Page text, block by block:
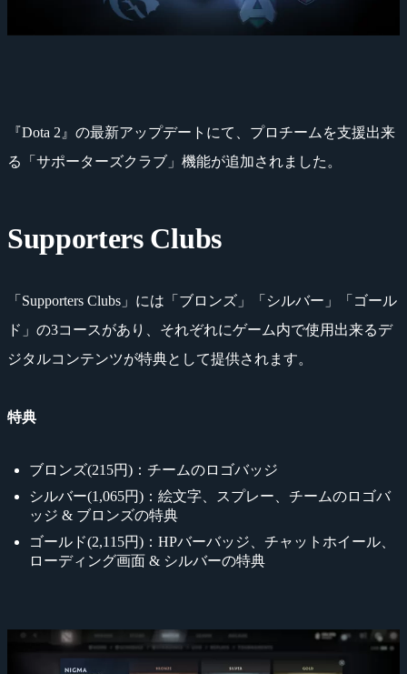
『Dota 2』の最新アップデートにて、プロチームを支援出来
る「サポーターズクラブ」機能が追加されました。
Supporters Clubs
「Supporters Clubs」には「ブロンズ」「シルバー」「ゴール
ド」の3コースがあり、それぞれにゲーム内で使用出来るデ
ジタルコンテンツが特典として提供されます。
特典
ブロンズ(215円)：チームのロゴバッジ
シルバー(1,065円)：絵文字、スプレー、チームのロゴバ
ッジ & ブロンズの特典
ゴールド(2,115円)：HPバーバッジ、チャットホイール、
ローディング画面 & シルバーの特典